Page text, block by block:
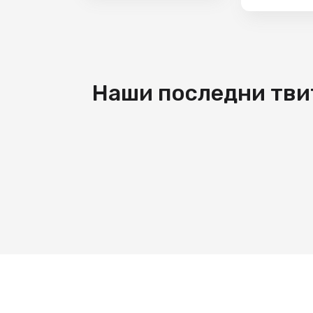
Наши последни